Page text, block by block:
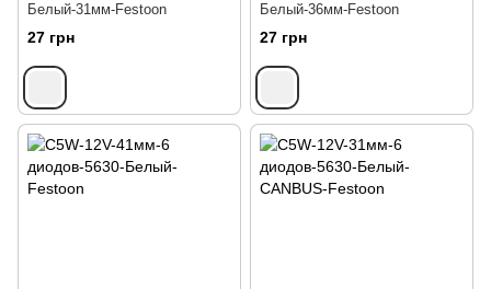
Белый-31мм-Festoon
27 грн
Белый-36мм-Festoon
27 грн